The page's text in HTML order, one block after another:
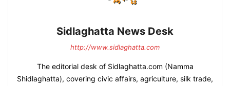
Sidlaghatta News Desk
http://www.sidlaghatta.com
The editorial desk of Sidlaghatta.com (Namma
Shidlaghatta), covering civic affairs, agriculture, silk trade,